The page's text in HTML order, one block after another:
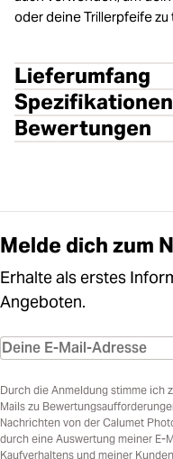
oder deine Trillerpfeife
Lieferumfang
Spezifikationen
Bewertungen
Melde dich zum
Erhalte als erstes
Angeboten.
Durch die Anmeldung stimme ich
Mails zu
Nachrichten von der Calumet
durch eine Auswertung meiner E-
Kaufverhaltens und meiner